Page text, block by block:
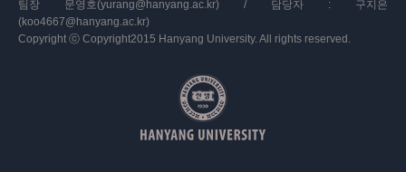
팀장 문영호(yurang@hanyang.ac.kr) / 담당자 : 구지은
(koo4667@hanyang.ac.kr)
Copyright ⓒ Copyright2015 Hanyang University. All rights reserved.